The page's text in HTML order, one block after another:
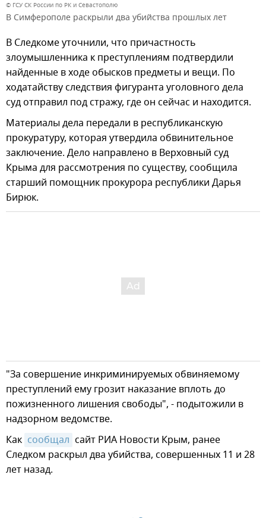
© ГСУ СК России по РК и Севастополю
В Симферополе раскрыли два убийства прошлых лет
В Следкоме уточнили, что причастность
злоумышленника к преступлениям подтвердили
найденные в ходе обысков предметы и вещи. По
ходатайству следствия фигуранта уголовного дела
суд отправил под стражу, где он сейчас и находится.
Материалы дела передали в республиканскую
прокуратуру, которая утвердила обвинительное
заключение. Дело направлено в Верховный суд
Крыма для рассмотрения по существу, сообщила
старший помощник прокурора республики Дарья
Бирюк.
"За совершение инкриминируемых обвиняемому
преступлений ему грозит наказание вплоть до
пожизненного лишения свободы", - подытожили в
надзорном ведомстве.
Как сообщал сайт РИА Новости Крым, ранее
Следком раскрыл два убийства, совершенных 11 и 28
лет назад.